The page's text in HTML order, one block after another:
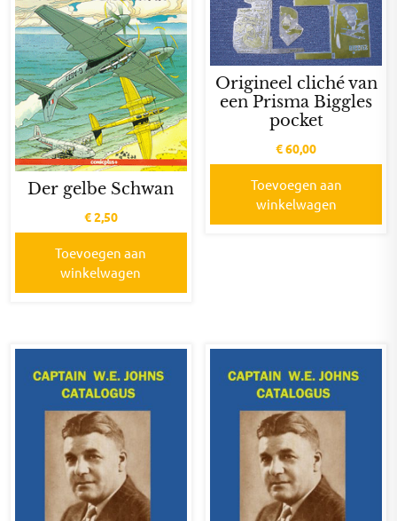
Der gelbe Schwan
€2,50
Toevoegen aan
winkelwagen
Origineel cliché van
een Prisma Biggles
pocket
€60,00
Toevoegen aan
winkelwagen